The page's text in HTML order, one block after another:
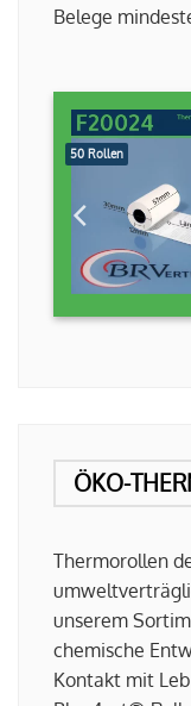
Belege
50 Rollen
ÖKO-
Thermorollen
unserem
chemische
Kontakt mit